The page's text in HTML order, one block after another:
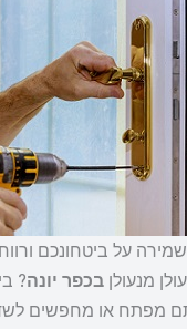
שמירה על ביטחונכם
מנעולן בכפר יונה?
מפתח או מחפשים